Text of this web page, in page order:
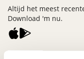
Altijd het meest
Download 'm nu.